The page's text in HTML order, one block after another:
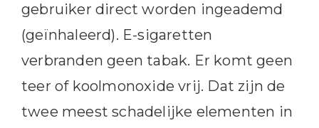
gebruiker direct worden ingeademd
(geïnhaleerd). E-sigaretten
verbranden geen tabak. Er komt geen
teer of koolmonoxide vrij. Dat zijn de
twee meest schadelijke elementen in